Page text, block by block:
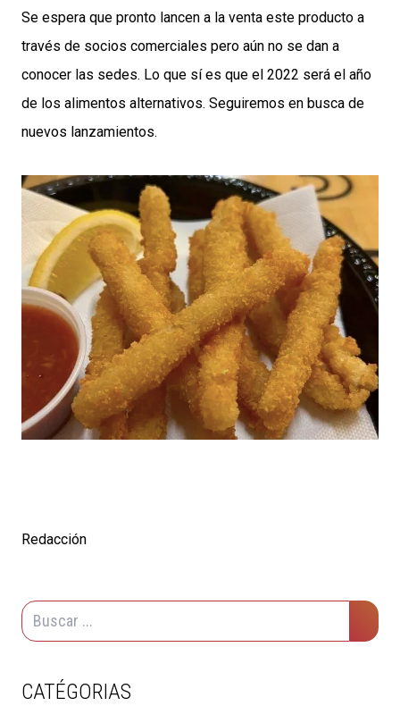
Se espera que pronto lancen a la venta este producto a
través de socios comerciales pero aún no se dan a
conocer las sedes. Lo que sí es que el 2022 será el año
de los alimentos alternativos. Seguiremos en busca de
nuevos lanzamientos.
Redacción
CATÉGORIAS